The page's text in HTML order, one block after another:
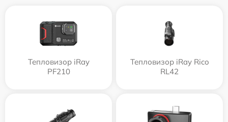
Тепловизор iRay
PF210
Тепловизор iRay Rico
RL42